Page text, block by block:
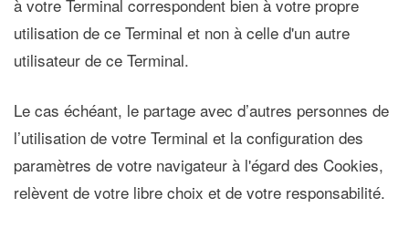
à votre Terminal correspondent bien à votre propre
utilisation de ce Terminal et non à celle d'un autre
utilisateur de ce Terminal.
Le cas échéant, le partage avec d’autres personnes de
l’utilisation de votre Terminal et la configuration des
paramètres de votre navigateur à l'égard des Cookies,
relèvent de votre libre choix et de votre responsabilité.